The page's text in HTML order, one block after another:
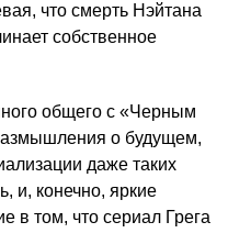
что смерть Нэйтана
собственное
общего с «Черным
о будущем,
даже таких
и, конечно, яркие
в том, что сериал Грега